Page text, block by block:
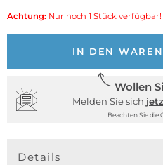
Achtung: Nur noch 1 Stück verfügbar!
IN DEN
Wollen
Melden Sie sich
Beachten Sie die
Details